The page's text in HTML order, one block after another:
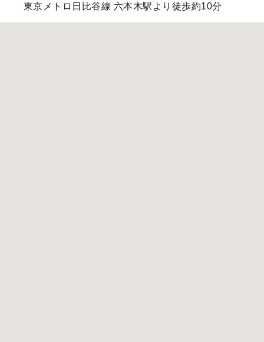
東京メトロ日比谷線 六本木駅より徒歩約10分